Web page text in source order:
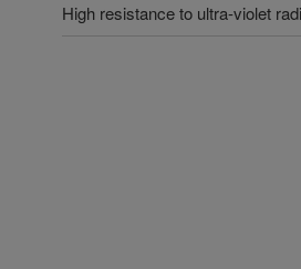
High resistance to ultra-violet